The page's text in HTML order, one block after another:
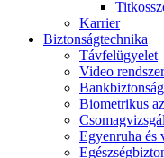
Karrier
Biztonságtechnika
Távfelügyelet
Video
Bankbiztonság
Biometrikus
Egyenruha és